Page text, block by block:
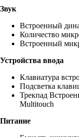
Звук
Встроенный
Количество
Встроенный
Устройства ввода
Клавиатура
Подсветка
Трекпад
Multitouch
Питание